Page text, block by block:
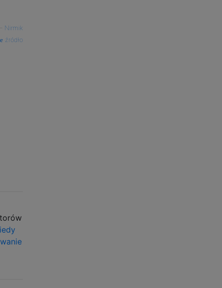
Nirmik
źródło